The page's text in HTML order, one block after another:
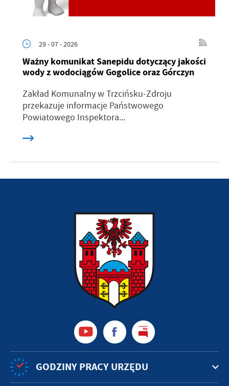
29 - 07 - 2026
Ważny komunikat Sanepidu dotyczący jakości
wody z wodociągów Gogolice oraz Górczyn
Zakład Komunalny w Trzcińsku-Zdroju
przekazuje informacje Państwowego
Powiatowego Inspektora...
GODZINY PRACY URZĘDU